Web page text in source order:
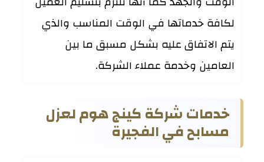
لكافة خدماتها في الوقت المناسب والذي
يتم الاتفاق عليه بشكل مسبق ما بين
العامين وخدمة عملاء الشركة.
خدمات شركة كينج هوم لعزل
مسابح في الفجيرة